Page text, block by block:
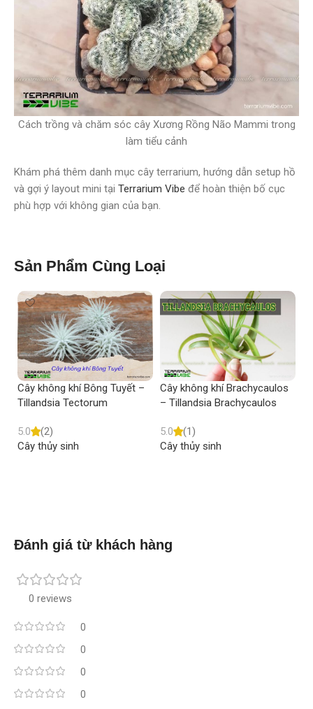
Cách trồng và chăm sóc cây Xương Rồng Não Mammi trong
làm tiểu cảnh
Khám phá thêm danh mục cây terrarium, hướng dẫn setup hồ
và gợi ý layout mini tại Terrarium Vibe để hoàn thiện bố cục
phù hợp với không gian của bạn.
Sản Phẩm Cùng Loại
Cây không khí Bông Tuyết –
Tillandsia Tectorum
5.0
(2)
Cây thủy sinh
Cây không khí Brachycaulos
– Tillandsia Brachycaulos
5.0
(1)
Cây thủy sinh
Đánh giá từ khách hàng
0 reviews
0
0
0
0